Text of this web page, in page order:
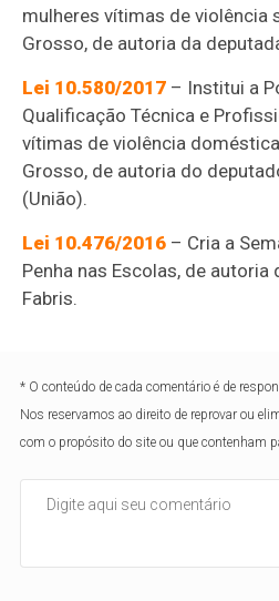
mulheres vítimas de violência
Grosso, de autoria da
Lei 10.580/2017 – Institui a
Qualificação Técnica e
vítimas de violência
Grosso, de autoria do
(União).
Lei 10.476/2016 – Cria a
Penha nas Escolas, de
Fabris.
* O conteúdo de cada comentário é de
Nos reservamos ao direito de reprovar ou
com o propósito do site ou que contenham